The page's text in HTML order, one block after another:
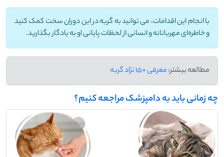
با انجام این اقدامات، می ‌توانید به گربه در این دوران سخت کمک کنید
و خاطره‌ای مهربانانه و انسانی از لحظات پایانی او به یادگار بگذارید.
مطالعه بیشتر:معرفی +15 نژاد گربه
چه زمانی باید به دامپزشک مراجعه کنیم؟